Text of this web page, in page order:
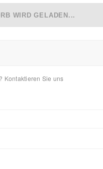
WIRD GELADEN...
Kontaktieren Sie uns